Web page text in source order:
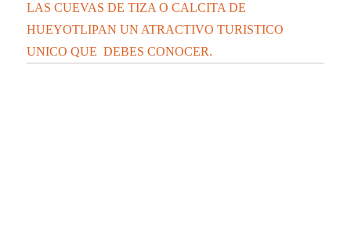
LAS CUEVAS DE TIZA O CALCITA DE
HUEYOTLIPAN UN ATRACTIVO TURISTICO
UNICO QUE DEBES CONOCER.